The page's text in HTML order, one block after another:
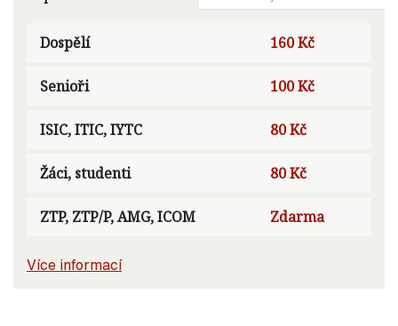
Dospělí 160 Kč
Senioři 100 Kč
ISIC, ITIC, IYTC 80 Kč
Žáci, studenti 80 Kč
ZTP, ZTP/P, AMG, ICOM Zdarma
Více informací